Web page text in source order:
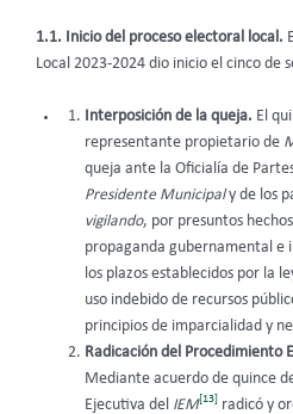
1.1. Inicio del proceso electoral local.
Local 2023-2024 dio inicio el cinco de
Interposición de la queja. El
representante propietario de
queja ante la Oficialía de
Presidente Municipaly de los
vigilando, por presuntos
propaganda gubernamental e
los plazos establecidos por la
uso indebido de recursos
principios de imparcialidad y
Radicación del Procedimiento
Mediante acuerdo de quince
Ejecutiva del IEM[13] radicó y